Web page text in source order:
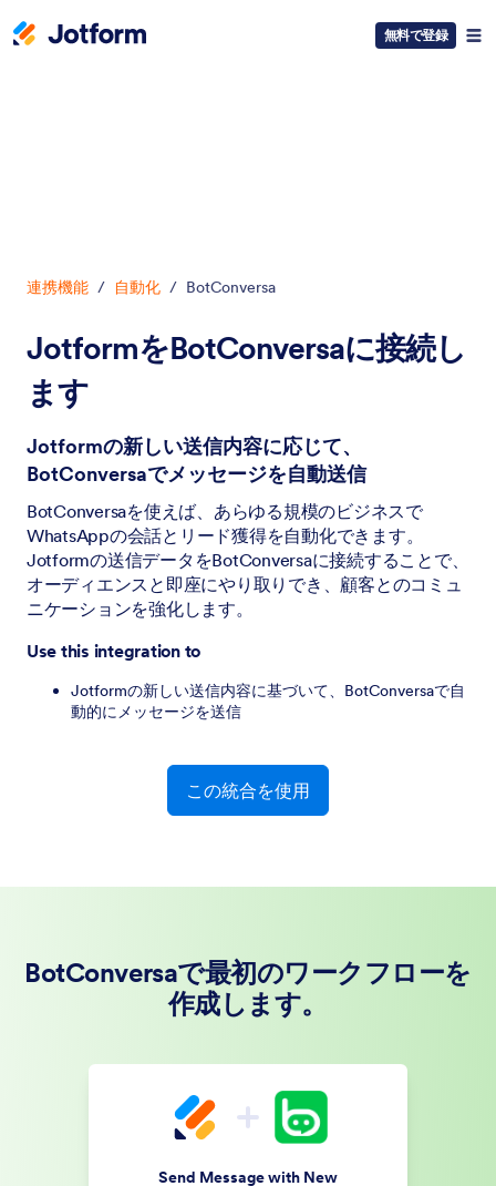
無料で登録
連携機能 / 自動化 / BotConversa
JotformをBotConversaに接続し
ます
Jotformの新しい送信内容に応じて、
BotConversaでメッセージを自動送信
BotConversaを使えば、あらゆる規模のビジネスで
WhatsAppの会話とリード獲得を自動化できます。
Jotformの送信データをBotConversaに接続することで、
オーディエンスと即座にやり取りでき、顧客とのコミュ
ニケーションを強化します。
Use this integration to
Jotformの新しい送信内容に基づいて、BotConversaで自
動的にメッセージを送信
この統合を使用
BotConversaで最初のワークフローを
作成します。
Send Message with New